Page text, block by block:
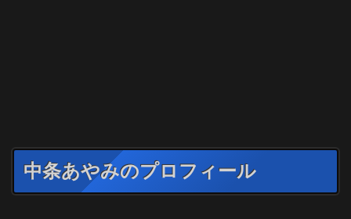
中条あやみのプロフィール